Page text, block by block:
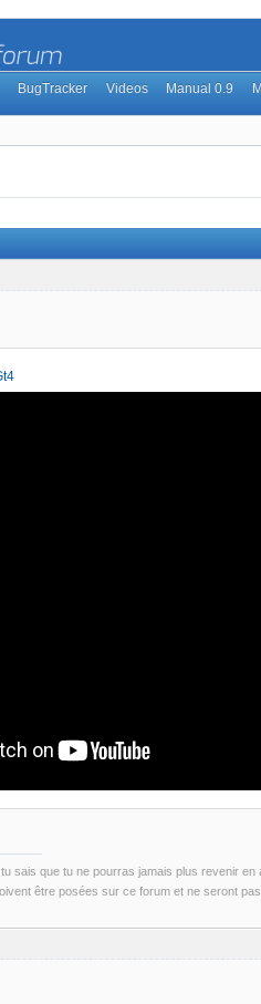
BugTracker Videos Manual 0.9
sais que tu ne pourras jamais plus revenir
être posées sur ce forum et ne seront